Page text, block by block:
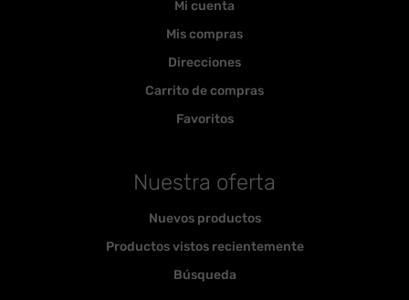
Mi cuenta
Mis compras
Direcciones
Carrito de compras
Favoritos
Nuestra oferta
Nuevos productos
Productos vistos recientemente
Búsqueda